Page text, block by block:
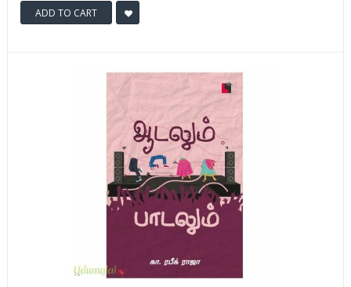
ADD TO CART